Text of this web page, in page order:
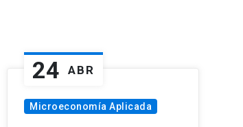
24 ABR
Microeconomía Aplicada